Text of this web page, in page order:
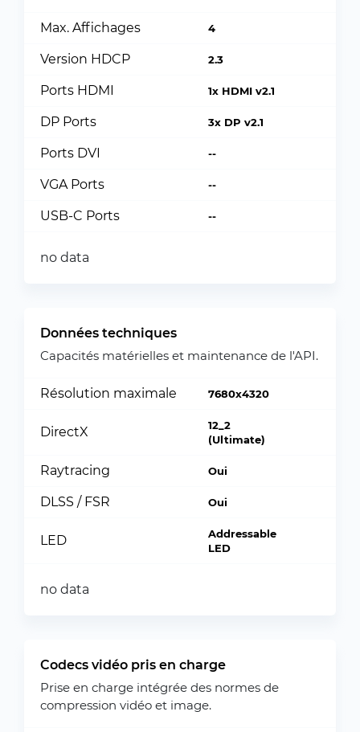
Max. Affichages 4
Version HDCP 2.3
Ports HDMI 1x HDMI v2.1
DP Ports 3x DP v2.1
Ports DVI --
VGA Ports --
USB-C Ports --
no data
Données techniques
Capacités matérielles et maintenance de l'API.
Résolution maximale 7680x4320
DirectX
12_2
(Ultimate)
Raytracing Oui
DLSS / FSR Oui
LED
Addressable
LED
no data
Codecs vidéo pris en charge
Prise en charge intégrée des normes de
compression vidéo et image.